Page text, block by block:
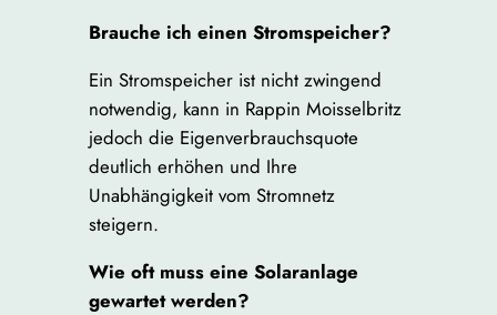
Brauche ich einen Stromspeicher?
Ein Stromspeicher ist nicht zwingend
notwendig, kann in Rappin Moisselbritz
jedoch die Eigenverbrauchsquote
deutlich erhöhen und Ihre
Unabhängigkeit vom Stromnetz
steigern.
Wie oft muss eine Solaranlage
gewartet werden?